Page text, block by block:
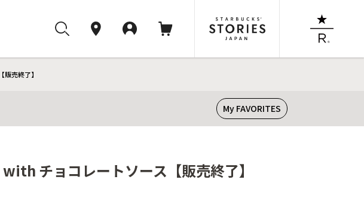
売終了】
My FAVORITES
チョコレートソース【販売終了】